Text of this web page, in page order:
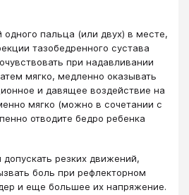
одного пальца (или двух) в месте,
тазобедренного сустава
при надавливании
мягко, медленно оказывать
и давящее воздействие на
мягко (можно в сочетании с
отводите бедро ребенка
резких движений,
боль при рефлекторном
и еще большее их напряжение.